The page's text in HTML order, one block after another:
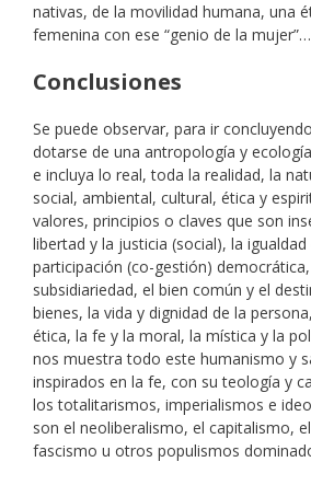
nativas, de la movilidad humana, una
femenina con ese “genio de la
Conclusiones
Se puede observar, para ir
dotarse de una antropología y
e incluya lo real, toda la realidad, la
social, ambiental, cultural, ética y
valores, principios o claves que son
libertad y la justicia (social), la igualdad
participación (co-gestión)
subsidiariedad, el bien común y el
bienes, la vida y dignidad de la
ética, la fe y la moral, la mística y la
nos muestra todo este humanismo y
inspirados en la fe, con su teología y
los totalitarismos, imperialismos e
son el neoliberalismo, el capitalismo,
fascismo u otros populismos